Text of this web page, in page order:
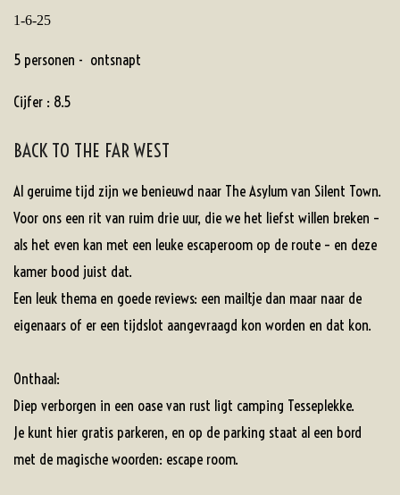
1-6-25
5 personen - ontsnapt
Cijfer : 8.5
BACK TO THE FAR WEST
Al geruime tijd zijn we benieuwd naar The Asylum van Silent Town.
Voor ons een rit van ruim drie uur, die we het liefst willen breken –
als het even kan met een leuke escaperoom op de route – en deze
kamer bood juist dat.
Een leuk thema en goede reviews: een mailtje dan maar naar de
eigenaars of er een tijdslot aangevraagd kon worden en dat kon.
Onthaal:
Diep verborgen in een oase van rust ligt camping Tesseplekke.
Je kunt hier gratis parkeren, en op de parking staat al een bord
met de magische woorden: escape room.